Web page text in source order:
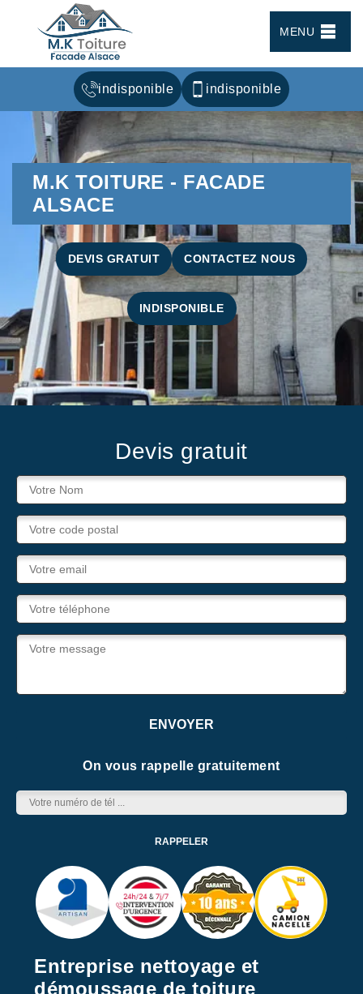
MENU
indisponible indisponible
M.K TOITURE - FACADE
ALSACE
DEVIS GRATUIT CONTACTEZ NOUS
INDISPONIBLE
Devis gratuit
On vous rappelle gratuitement
Entreprise nettoyage et
démoussage de toiture